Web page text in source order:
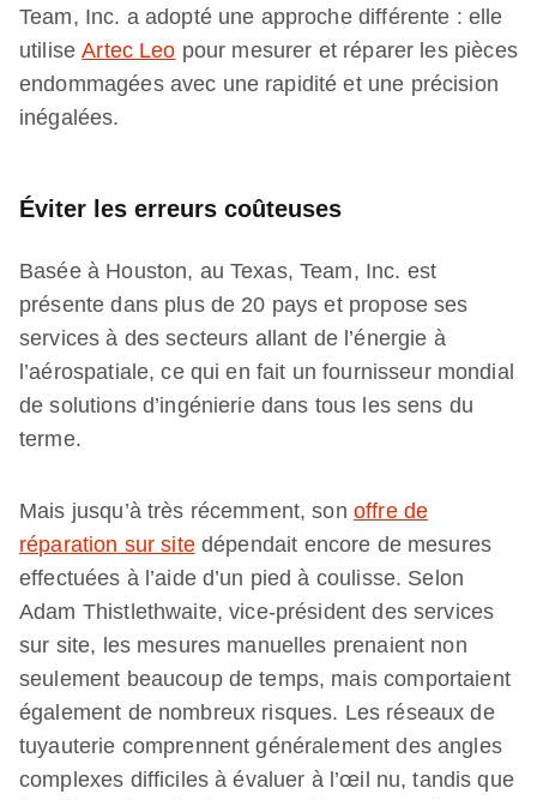
Team, Inc. a adopté une approche différente : elle
utiliseArtec Leo pour mesurer et réparer les pièces
endommagées avec une rapidité et une précision
inégalées.
Éviter les erreurs coûteuses
Basée à Houston, au Texas, Team, Inc. est
présente dans plus de 20 pays et propose ses
services à des secteurs allant de l’énergie à
l’aérospatiale, ce qui en fait un fournisseur mondial
de solutions d’ingénierie dans tous les sens du
terme.
Mais jusqu’à très récemment, son offre de
réparation sur sitedépendait encore de mesures
effectuées à l’aide d’un pied à coulisse. Selon
Adam Thistlethwaite, vice-président des services
sur site, les mesures manuelles prenaient non
seulement beaucoup de temps, mais comportaient
également de nombreux risques. Les réseaux de
tuyauterie comprennent généralement des angles
complexes difficiles à évaluer à l’œil nu, tandis que